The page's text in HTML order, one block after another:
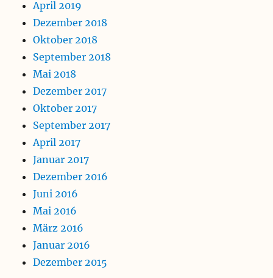
April 2019
Dezember 2018
Oktober 2018
September 2018
Mai 2018
Dezember 2017
Oktober 2017
September 2017
April 2017
Januar 2017
Dezember 2016
Juni 2016
Mai 2016
März 2016
Januar 2016
Dezember 2015